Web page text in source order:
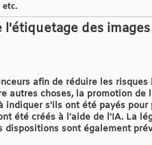
etc.
des
afin de réduire les risques
autres choses, la promotion de
s'ils ont été payés pour
été créés à l'aide de l'IA. La
dispositions sont également